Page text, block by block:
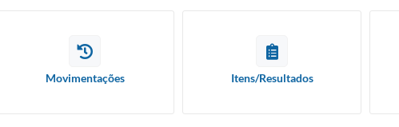
Movimentações Itens/Resultados